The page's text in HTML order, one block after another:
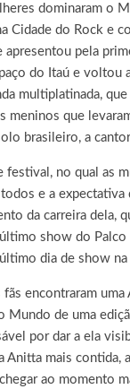
dominaram o
Cidade do Rock e
apresentou pela
do Itaú e voltou
multiplatinada,
meninos que
brasileiro, a
festival, no qual as
todos e a
da carreira dela,
show do
dia de show
encontraram
Mundo de uma
por dar a ela
Anitta mais contida,
chegar ao momento